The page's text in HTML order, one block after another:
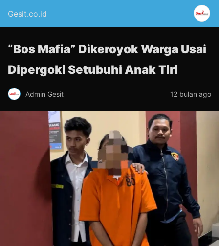
Gesit.co.id
“Bos Mafia” Dikeroyok Warga Usai
Dipergoki Setubuhi Anak Tiri
Admin Gesit 12 bulan ago